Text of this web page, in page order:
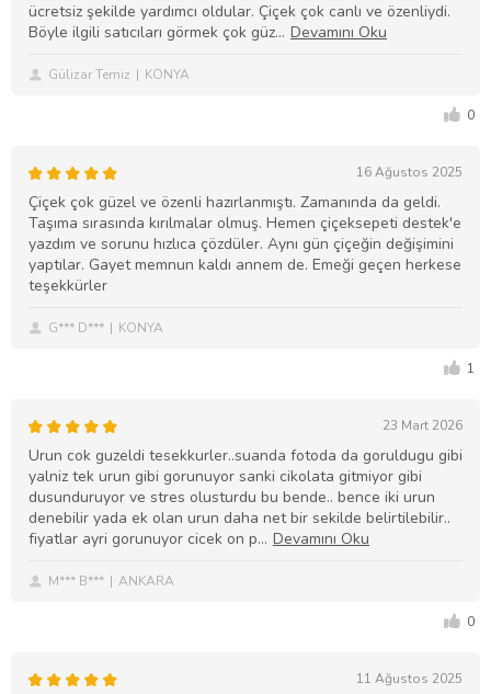
ücretsiz şekilde yardımcı oldular. Çiçek çok canlı ve özenliydi.
Böyle ilgili satıcıları görmek çok güz
Gülizar Temiz KONYA
0
16 Ağustos 2025
Çiçek çok güzel ve özenli hazırlanmıştı. Zamanında da geldi.
Taşıma sırasında kırılmalar olmuş. Hemen çiçeksepeti destek'e
yazdım ve sorunu hızlıca çözdüler. Aynı gün çiçeğin değişimini
yaptılar. Gayet memnun kaldı annem de. Emeği geçen herkese
teşekkürler
G*** D*** KONYA
1
23 Mart 2026
Urun cok guzeldi tesekkurler..suanda fotoda da goruldugu gibi
yalniz tek urun gibi gorunuyor sanki cikolata gitmiyor gibi
dusunduruyor ve stres olusturdu bu bende.. bence iki urun
denebilir yada ek olan urun daha net bir sekilde belirtilebilir..
fiyatlar ayri gorunuyor cicek on p
M*** B*** ANKARA
0
11 Ağustos 2025